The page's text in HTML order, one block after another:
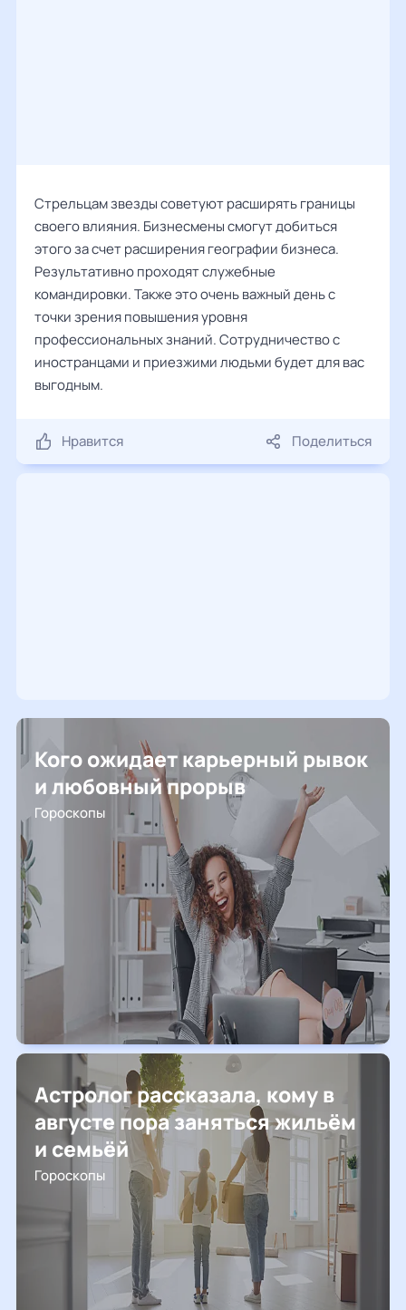
Стрельцам звезды советуют расширять границы
своего влияния. Бизнесмены смогут добиться
этого за счет расширения географии бизнеса.
Результативно проходят служебные
командировки. Также это очень важный день с
точки зрения повышения уровня
профессиональных знаний. Сотрудничество с
иностранцами и приезжими людьми будет для вас
выгодным.
Нравится Поделиться
Кого ожидает карьерный рывок
и любовный прорыв
Гороскопы
Астролог рассказала, кому в
августе пора заняться жильём
и семьёй
Гороскопы